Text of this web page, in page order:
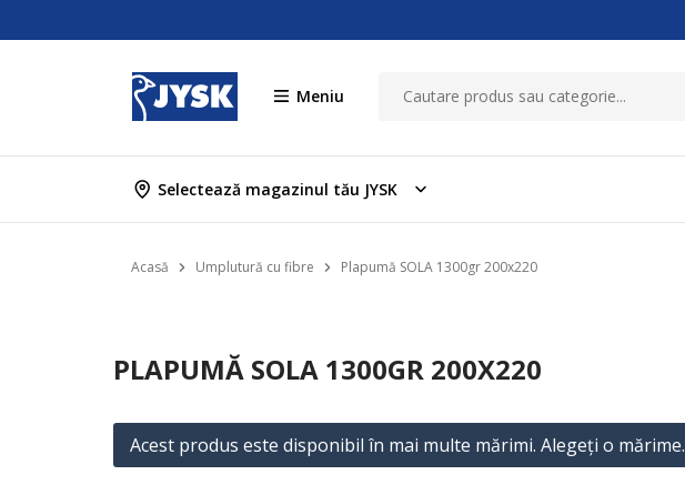
Meniu
Selectează magazinul tău JYSK
Acasă Umplutură cu fibre Plapumă SOLA 1300gr 200x220
PLAPUMĂ SOLA 1300GR 200X220
Acest produs este disponibil în mai multe mărimi. Alegeţi o mărime.